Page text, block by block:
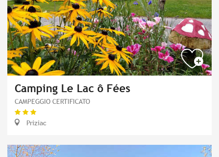
Camping Le Lac ô Fées
CAMPEGGIO CERTIFICATO
Priziac